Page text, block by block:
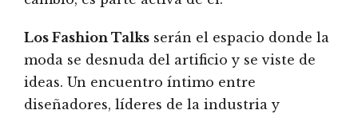
Los Fashion Talks serán el espacio donde la
moda se desnuda del artificio y se viste de
ideas. Un encuentro íntimo entre
diseñadores, líderes de la industria y